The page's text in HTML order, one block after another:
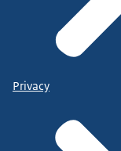
Privacy